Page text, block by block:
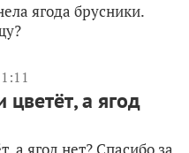
ягода брусники.
цветёт, а ягод